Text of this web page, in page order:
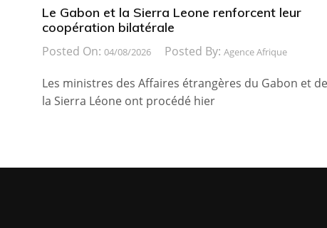
Le Gabon et la Sierra Leone renforcent leur
coopération bilatérale
Posted On: 04/08/2026 Posted By: Agence Afrique
Les ministres des Affaires étrangères du Gabon et de
la Sierra Léone ont procédé hier